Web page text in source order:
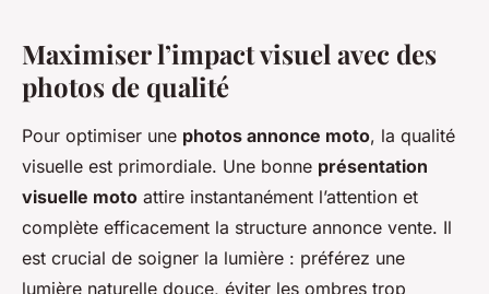
Maximiser l’impact visuel avec des
photos de qualité
Pour optimiser une photos annonce moto, la qualité
visuelle est primordiale. Une bonne présentation
visuelle moto attire instantanément l’attention et
complète efficacement la structure annonce vente. Il
est crucial de soigner la lumière : préférez une
lumière naturelle douce, éviter les ombres trop